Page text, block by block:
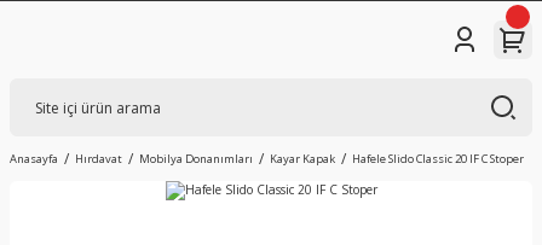
Anasayfa Hırdavat Mobilya Donanımları Kayar Kapak Hafele Slido Classic 20 IF C Stoper